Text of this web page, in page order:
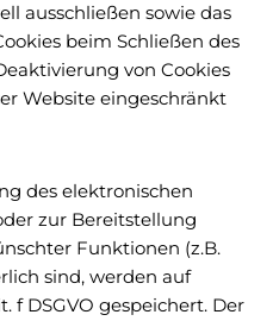
ausschließen sowie das
beim Schließen des
von Cookies
Website eingeschränkt
des elektronischen
zur Bereitstellung
Funktionen (z.B.
sind, werden auf
f DSGVO gespeichert. Der